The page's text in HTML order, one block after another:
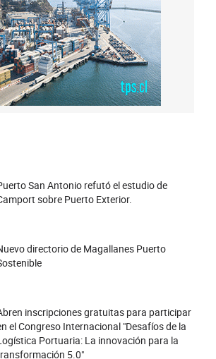
San Antonio refutó el estudio de
sobre Puerto Exterior.
directorio de Magallanes Puerto
inscripciones gratuitas para participar
el Congreso Internacional "Desafíos de la
Portuaria: La innovación para la
5.0"